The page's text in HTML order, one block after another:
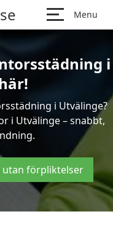
Menu
i
i Utvälinge?
i Utvälinge – snabbt,
utan förpliktelser